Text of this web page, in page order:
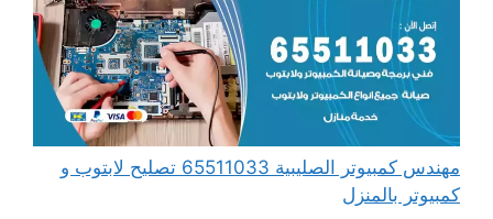
مهندس كمبيوتر الصليبية 65511033 تصليح لابتوب و
كمبيوتر بالمنزل